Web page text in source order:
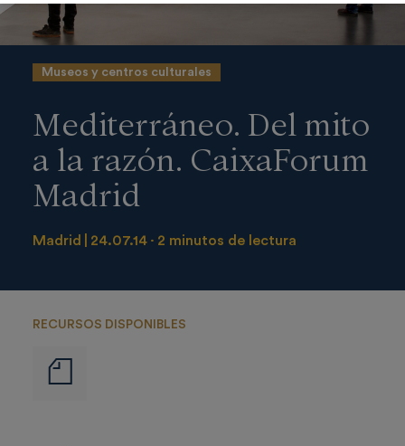
Museos y centros culturales
Mediterráneo. Del mito
a la razón. CaixaForum
Madrid
Madrid 24.07.14 2 minutos de lectura
RECURSOS DISPONIBLES
de